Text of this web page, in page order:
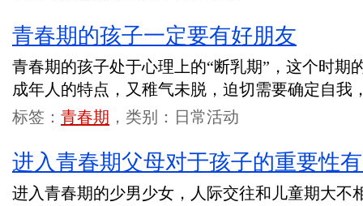
青春期的孩子一定要有好朋友
青春期的孩子处于心理上的“断乳期”，这个时期
成年人的特点，又稚气未脱，迫切需要确定自我
标签： 青春期 ，类别：日常活动
进入青春期父母对于孩子的重要性
进入青春期的少男少女，人际交往和儿童期大不